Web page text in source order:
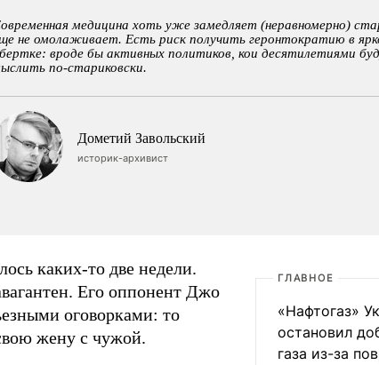
медицина хоть уже замедляет (неравномерно)
не омолаживает. Есть риск получить геронтократию в
вроде бы активных политиков, кои десятилетиями
по-стариковски.
Дометий Завольский
историк-архивист
каких-то две недели.
Его оппонент Джо
оговорками: то
жену с чужой.
ГЛАВНОЕ
«Нафтогаз»
остановил
газа из-за